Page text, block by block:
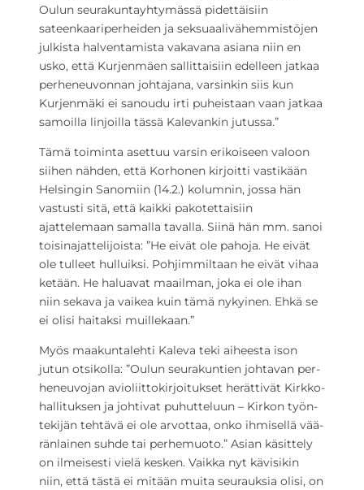
Oulun seurakuntayhtymässä pidettäisiin
sateenkaariperheiden ja seksuaalivähemmistöjen
julkista halventamista vakavana asiana niin en
usko, että Kurjenmäen sallittaisiin edelleen jatkaa
perheneuvonnan johtajana, varsinkin siis kun
Kurjenmäki ei sanoudu irti puheistaan vaan jatkaa
samoilla linjoilla tässä Kalevankin jutussa.”
Tämä toiminta asettuu varsin erikoiseen valoon
siihen nähden, että Korhonen kirjoitti vastikään
Helsingin Sanomiin (14.2.) kolumnin, jossa hän
vastusti sitä, että kaikki pakotettaisiin
ajattelemaan samalla tavalla. Siinä hän mm. sanoi
toisinajattelijoista: ”He eivät ole pahoja. He eivät
ole tulleet hulluiksi. Pohjimmiltaan he eivät vihaa
ketään. He haluavat maailman, joka ei ole ihan
niin sekava ja vaikea kuin tämä nykyinen. Ehkä se
ei olisi haitaksi muillekaan.”
Myös maakuntalehti Kaleva teki aiheesta ison
jutun otsikolla: ”Oulun seu­ra­kun­tien joh­ta­van per­
he­neu­vo­jan avio­liit­to­kir­joi­tuk­set he­rät­ti­vät Kirk­ko­
hal­li­tuk­sen ja joh­ti­vat pu­hut­te­luun – Kirkon työn­
te­ki­jän tehtävä ei ole ar­vot­taa, onko ih­mi­sel­lä vää­
rän­lai­nen suhde tai per­he­muo­to.” Asian käsittely
on ilmeisesti vielä kesken. Vaikka nyt kävisikin
niin, että tästä ei mitään muita seurauksia olisi, on